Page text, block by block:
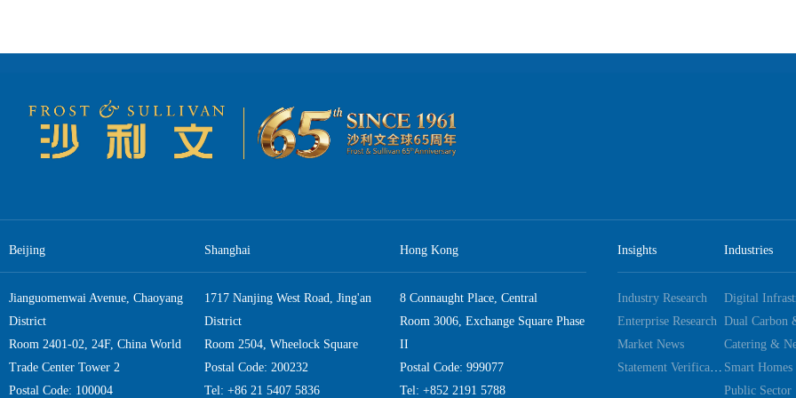
Beijing Shanghai Hong Kong
Jianguomenwai Avenue, Chaoyang
District
Room 2401-02, 24F, China World
Trade Center Tower 2
Postal Code: 100004
1717 Nanjing West Road, Jing'an
District
Room 2504, Wheelock Square
Postal Code: 200232
Tel: +86 21 5407 5836
8 Connaught Place, Central
Room 3006, Exchange Square Phase
II
Postal Code: 999077
Tel: +852 2191 5788
Insights Industries
Industry Research
Enterprise Research
Market News
Statement Verification
Digital
Catering &
Smart Homes
Public Sector